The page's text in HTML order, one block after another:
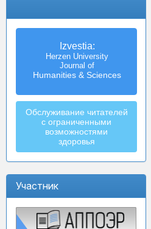
Izvestia:
Herzen University
Journal of
Humanities & Sciences
Обслуживание читателей
с ограниченными
возможностями
здоровья
Участник